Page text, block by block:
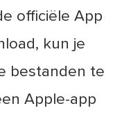
officiële App
kun je
bestanden te
Apple-app